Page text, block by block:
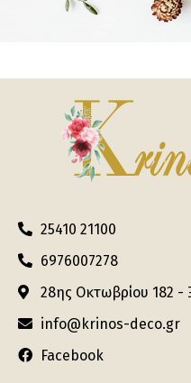
25410 21100
6976007278
28ης Οκτωβρίου 182 -
info@krinos-deco.gr
Facebook